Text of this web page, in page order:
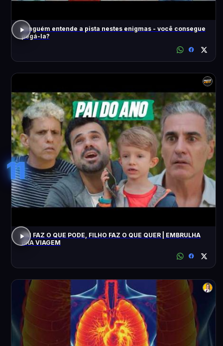
Ninguém entende a pista nestes enigmas - você consegue
pegá-la?
11
PAI FAZ O QUE PODE, FILHO FAZ O QUE QUER | EMBRULHA
PRA VIAGEM